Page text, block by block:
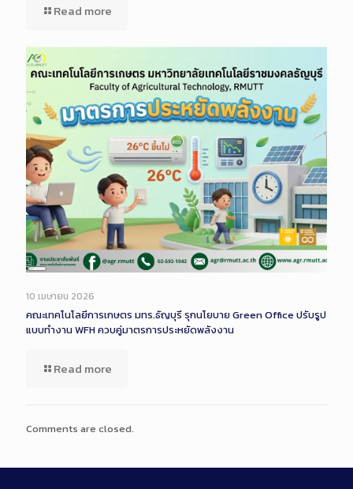
Read more
Long
Description
10 เมษายน 2026
คณะเทคโนโลยีการเกษตร มทร.ธัญบุรี รุกนโยบาย Green Office ปรับรูป
แบบทำงาน WFH ควบคู่มาตรการประหยัดพลังงาน
Read more
Comments are closed.